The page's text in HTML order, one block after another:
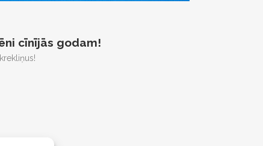
cīnījās godam!